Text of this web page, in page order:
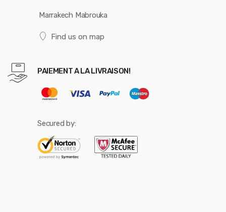
Marrakech Mabrouka
Find us on map
PAIEMENT A LA LIVRAISON!
Secured by: